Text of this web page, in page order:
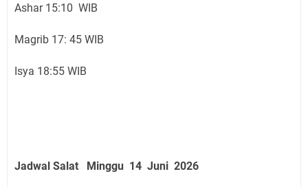
Ashar 15:10 WIB
Magrib 17: 45 WIB
Isya 18:55 WIB
Jadwal Salat Minggu 14 Juni 2026